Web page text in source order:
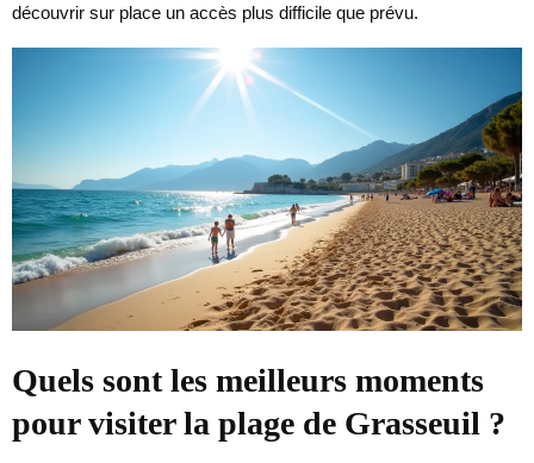
découvrir sur place un accès plus difficile que prévu.
Quels sont les meilleurs moments
pour visiter la plage de Grasseuil ?